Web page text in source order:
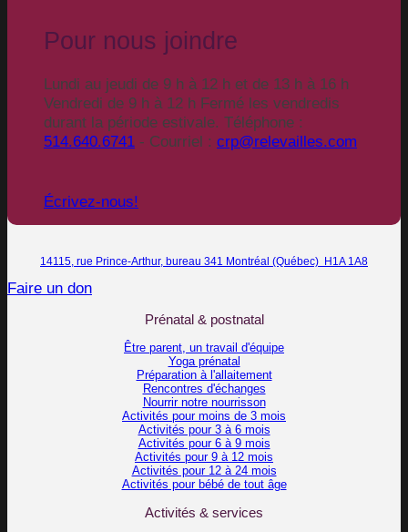
Pour nous joindre
Lundi au jeudi de 9 h à 12 h et de 13 h à 16 h
Vendredi de 9 h à 12 h Fermé les vendredis
durant la période estivale. Téléphone :
514.640.6741 - Courriel : crp@relevailles.com
Écrivez-nous!
14115, rue Prince-Arthur, bureau 341 Montréal (Québec) H1A 1A8
Faire un don
Prénatal & postnatal
Être parent, un travail d'équipe
Yoga prénatal
Préparation à l'allaitement
Rencontres d'échanges
Nourrir notre nourrisson
Activités pour moins de 3 mois
Activités pour 3 à 6 mois
Activités pour 6 à 9 mois
Activités pour 9 à 12 mois
Activités pour 12 à 24 mois
Activités pour bébé de tout âge
Activités & services